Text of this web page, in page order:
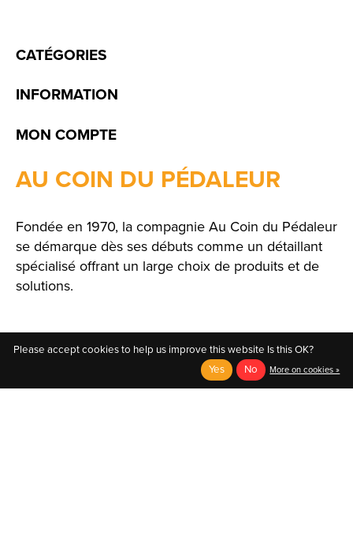
CATÉGORIES
INFORMATION
MON COMPTE
AU COIN DU PÉDALEUR
Fondée en 1970, la compagnie Au Coin du Pédaleur
se démarque dès ses débuts comme un détaillant
spécialisé offrant un large choix de produits et de
solutions.
Please accept cookies to help us improve this website Is this OK?
Yes
No More on cookies »